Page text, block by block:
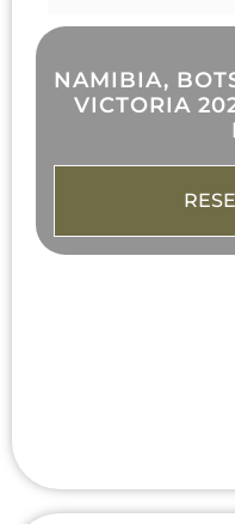
NAMIBIA,
VICTORIA